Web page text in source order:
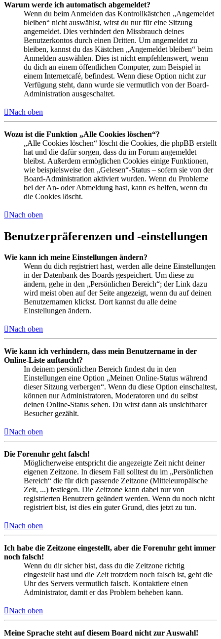
Warum werde ich automatisch abgemeldet?
Wenn du beim Anmelden das Kontrollkästchen „Angemeldet
bleiben“ nicht auswählst, wirst du nur für eine Sitzung
angemeldet. Dies verhindert den Missbrauch deines
Benutzerkontos durch einen Dritten. Um angemeldet zu
bleiben, kannst du das Kästchen „Angemeldet bleiben“ beim
Anmelden auswählen. Dies ist nicht empfehlenswert, wenn
du dich an einem öffentlichen Computer, zum Beispiel in
einem Internetcafé, befindest. Wenn diese Option nicht zur
Verfügung steht, dann wurde sie vermutlich von der Board-
Administration ausgeschaltet.
Nach oben
Wozu ist die Funktion „Alle Cookies löschen“?
„Alle Cookies löschen“ löscht die Cookies, die phpBB erstellt
hat und die dafür sorgen, dass du im Forum angemeldet
bleibst. Außerdem ermöglichen Cookies einige Funktionen,
wie beispielsweise den „Gelesen“-Status – sofern sie von der
Board-Administration aktiviert wurden. Wenn du Probleme
bei der An- oder Abmeldung hast, kann es helfen, wenn du
die Cookies löscht.
Nach oben
Benutzerpräferenzen und -einstellungen
Wie kann ich meine Einstellungen ändern?
Wenn du dich registriert hast, werden alle deine Einstellungen
in der Datenbank des Boards gespeichert. Um diese zu
ändern, gehe in den „Persönlichen Bereich“; der Link dazu
wird meist oben auf der Seite angezeigt, wenn du auf deinen
Benutzernamen klickst. Dort kannst du alle deine
Einstellungen ändern.
Nach oben
Wie kann ich verhindern, dass mein Benutzername in der
Online-Liste auftaucht?
In deinem persönlichen Bereich findest du in den
Einstellungen eine Option „Meinen Online-Status während
dieser Sitzung verbergen“. Wenn du diese Option einschaltest,
können nur Administratoren, Moderatoren und du selbst
deinen Online-Status sehen. Du wirst dann als unsichtbarer
Besucher gezählt.
Nach oben
Die Forenuhr geht falsch!
Möglicherweise entspricht die angezeigte Zeit nicht deiner
eigenen Zeitzone. In diesem Fall solltest du im „Persönlichen
Bereich“ die für dich passende Zeitzone (Mitteleuropäische
Zeit, ...) festlegen. Die Zeitzone kann dabei nur von
registrierten Benutzern geändert werden. Wenn du noch nicht
registriert bist, ist dies ein guter Grund, dies jetzt zu tun.
Nach oben
Ich habe die Zeitzone eingestellt, aber die Forenuhr geht immer
noch falsch!
Wenn du dir sicher bist, dass du die Zeitzone richtig
eingestellt hast und die Zeit trotzdem noch falsch ist, geht die
Uhr des Servers vermutlich falsch. Kontaktiere einen
Administrator, damit er das Problem beheben kann.
Nach oben
Meine Sprache steht auf diesem Board nicht zur Auswahl!